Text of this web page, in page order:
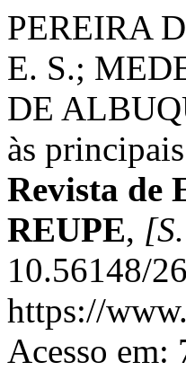
PEREIRA
E. S.;
DE
às
Revista de
REUPE,
10.56148/
https://
Acesso em: